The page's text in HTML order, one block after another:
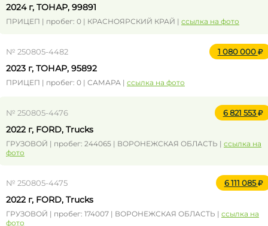
2024 г, ТОНАР, 99891
ПРИЦЕП | пробег: 0 | КРАСНОЯРСКИЙ КРАЙ | ссылка на фото
№ 250805-4482 1 080 000
2023 г, ТОНАР, 95892
ПРИЦЕП | пробег: 0 | САМАРА | ссылка на фото
№ 250805-4476 6 821 553
2022 г, FORD, Trucks
ГРУЗОВОЙ | пробег: 244065 | ВОРОНЕЖСКАЯ ОБЛАСТЬ | ссылка на
фото
№ 250805-4475 6 111 085
2022 г, FORD, Trucks
ГРУЗОВОЙ | пробег: 174007 | ВОРОНЕЖСКАЯ ОБЛАСТЬ | ссылка на
фото